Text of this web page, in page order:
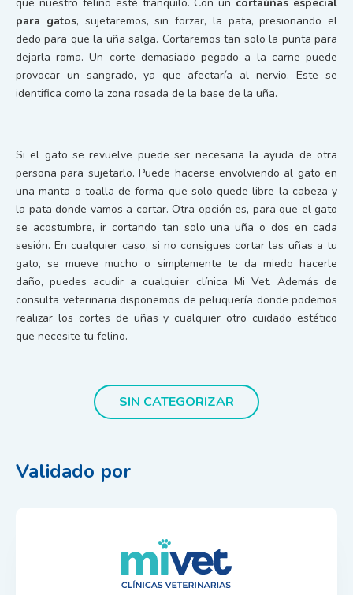
para gatos, sujetaremos, sin forzar, la pata, presionando el
dedo para que la uña salga. Cortaremos tan solo la punta para
dejarla roma. Un corte demasiado pegado a la carne puede
provocar un sangrado, ya que afectaría al nervio. Este se
identifica como la zona rosada de la base de la uña.
Si el gato se revuelve puede ser necesaria la ayuda de otra
persona para sujetarlo. Puede hacerse envolviendo al gato en
una manta o toalla de forma que solo quede libre la cabeza y
la pata donde vamos a cortar. Otra opción es, para que el gato
se acostumbre, ir cortando tan solo una uña o dos en cada
sesión. En cualquier caso, si no consigues cortar las uñas a tu
gato, se mueve mucho o simplemente te da miedo hacerle
daño, puedes acudir a cualquier clínica Mi Vet. Además de
consulta veterinaria disponemos de peluquería donde podemos
realizar los cortes de uñas y cualquier otro cuidado estético
que necesite tu felino.
SIN CATEGORIZAR
Validado por